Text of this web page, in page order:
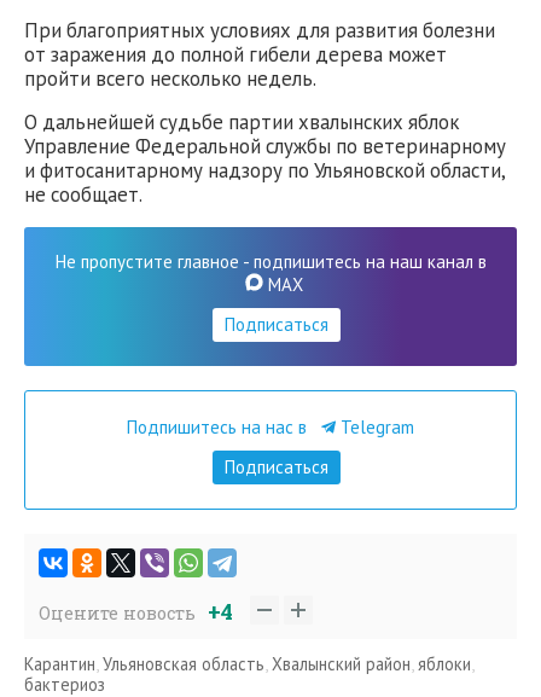
При благоприятных условиях для развития болезни
от заражения до полной гибели дерева может
пройти всего несколько недель.
О дальнейшей судьбе партии хвалынских яблок
Управление Федеральной службы по ветеринарному
и фитосанитарному надзору по Ульяновской области,
не сообщает.
Не пропустите главное - подпишитесь на наш канал в
MAX
Подписаться
Подпишитесь на нас в
Telegram
Подписаться
Оцените новость +4
Карантин Ульяновская область Хвалынский район яблоки
бактериоз